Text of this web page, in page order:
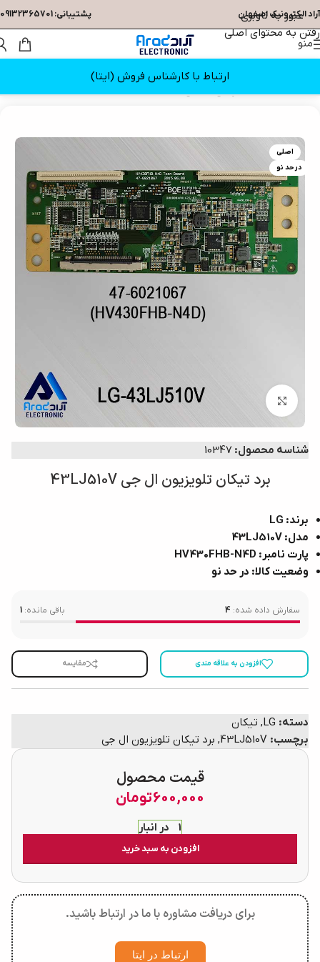
عبور به ناوبری
رفتن به محتوای اصلی
آراد الکترونیک اصفهان پشتیبانی: 09132365701
منو
ارتباط با کارشناس فروش (ایتا)
اصلی
در حد نو
بزرگنمایی تصویر
شناسه محصول: 10347
برد تیکان تلویزیون ال جی 43LJ510V
برند: LG
مدل: 43LJ510V
پارت نامبر: HV430FHB-N4D
وضعیت کالا: در حد نو
سفارش داده شده: 4 باقی مانده: 1
افزودن به علاقه مندی مقایسه
دسته: LG
, تیکان
برچسب: 43LJ510V
, برد تیکان تلویزیون ال جی
قیمت محصول
600,000تومان
1 در انبار
افزودن به سبد خرید
برای دریافت مشاوره با ما در ارتباط باشید.
ارتباط در ایتا